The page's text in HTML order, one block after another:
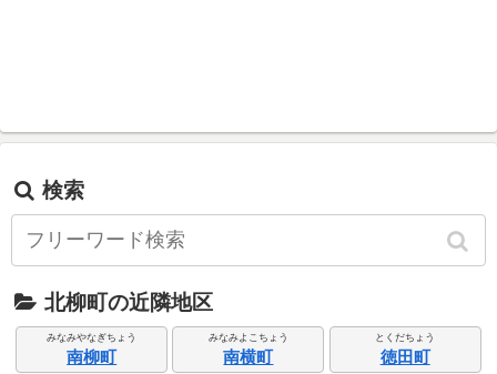
検索
北柳町の近隣地区
みなみやなぎちょう
南柳町
みなみよこちょう
南横町
とくだちょう
徳田町